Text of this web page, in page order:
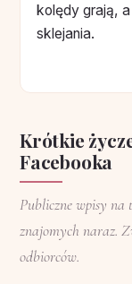
kolędy grają,
sklejania.
Krótkie
Facebooka
Publiczne wpisy
znajomych naraz.
odbiorców.